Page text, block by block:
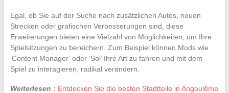
Egal, ob Sie auf der Suche nach zusätzlichen Autos, neuen
Strecken oder grafischen Verbesserungen sind, diese
Erweiterungen bieten eine Vielzahl von Möglichkeiten, um Ihre
Spielsitzungen zu bereichern. Zum Beispiel können Mods wie
‘Content Manager’ oder ‘Sol’ Ihre Art zu fahren und mit dem
Spiel zu interagieren, radikal verändern.
Weiterlesen : Entdecken Sie die besten Stadtteile in Angoulême